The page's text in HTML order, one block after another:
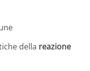
della reazione